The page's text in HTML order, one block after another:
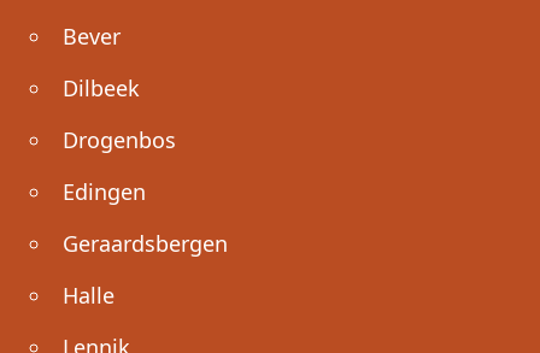
Bever
Dilbeek
Drogenbos
Edingen
Geraardsbergen
Halle
Lennik